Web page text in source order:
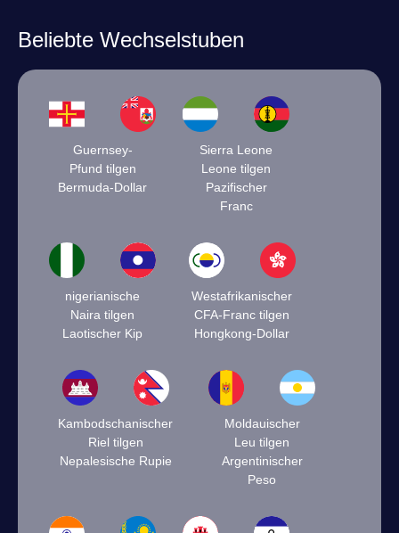
Beliebte Wechselstuben
Guernsey-
Pfund tilgen
Bermuda-Dollar
Sierra Leone
Leone tilgen
Pazifischer
Franc
nigerianische
Naira tilgen
Laotischer Kip
Westafrikanischer
CFA-Franc tilgen
Hongkong-Dollar
Kambodschanischer
Riel tilgen
Nepalesische Rupie
Moldauischer
Leu tilgen
Argentinischer
Peso